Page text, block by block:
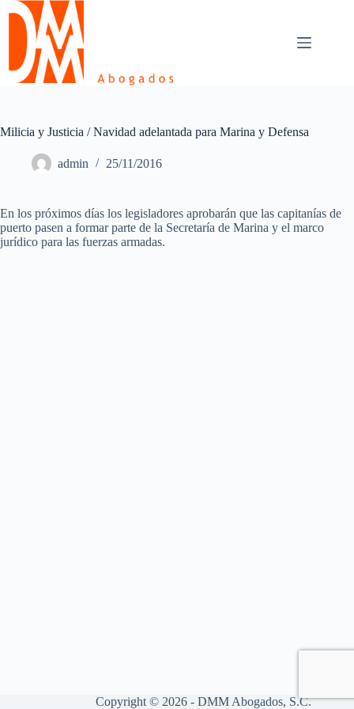
Skip
content
Milicia y Justicia / Navidad adelantada para Marina y Defensa
admin 25/11/2016
En los próximos días los legisladores aprobarán que las capitanías de
puerto pasen a formar parte de la Secretaría de Marina y el marco
jurídico para las fuerzas armadas.
Copyright © 2026 - DMM Abogados, S.C.